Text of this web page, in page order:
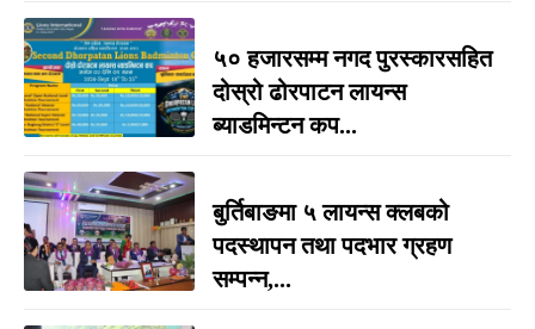
५० हजारसम्म नगद पुरस्कारसहित
दोस्रो ढोरपाटन लायन्स
ब्याडमिन्टन कप...
बुर्तिबाङमा ५ लायन्स क्लबको
पदस्थापन तथा पदभार ग्रहण
सम्पन्न,...